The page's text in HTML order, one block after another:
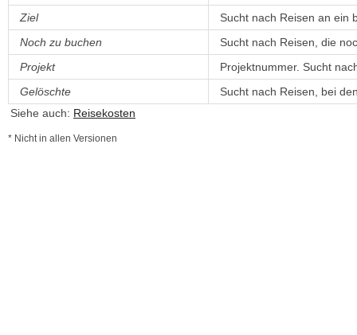
Ziel
Sucht nach Reisen an ein
Noch zu buchen
Sucht nach Reisen, die
Projekt
Projektnummer. Sucht
Gelöschte
Sucht nach Reisen, bei
Siehe auch: Reisekosten
* Nicht in allen Versionen